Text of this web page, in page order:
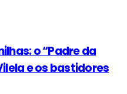
o “Padre da
e os bastidores